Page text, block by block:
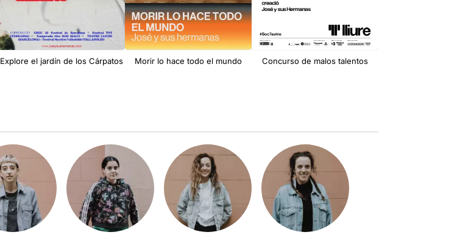
Explore el jardín de los Cárpatos Morir lo hace todo el mundo Concurso de malos talentos